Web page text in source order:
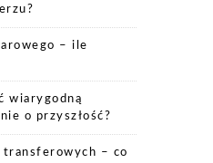
– ile
wiarygodną
o przyszłość?
transferowych – co